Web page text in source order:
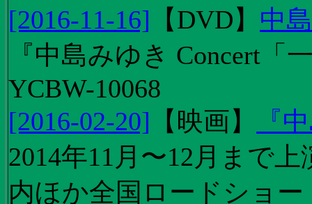
[2016-11-16] 【DVD】 中
『中島みゆき Concert
YCBW-10068
[2016-02-20] 【 映画】
『
2014年11月〜12月まで
内ほか全国ロードショー